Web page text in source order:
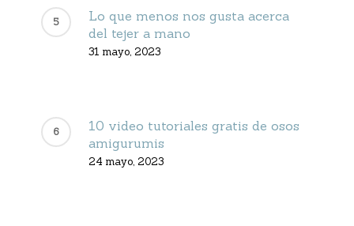
Lo que menos nos gusta acerca
del tejer a mano
31 mayo, 2023
10 video tutoriales gratis de osos
amigurumis
24 mayo, 2023